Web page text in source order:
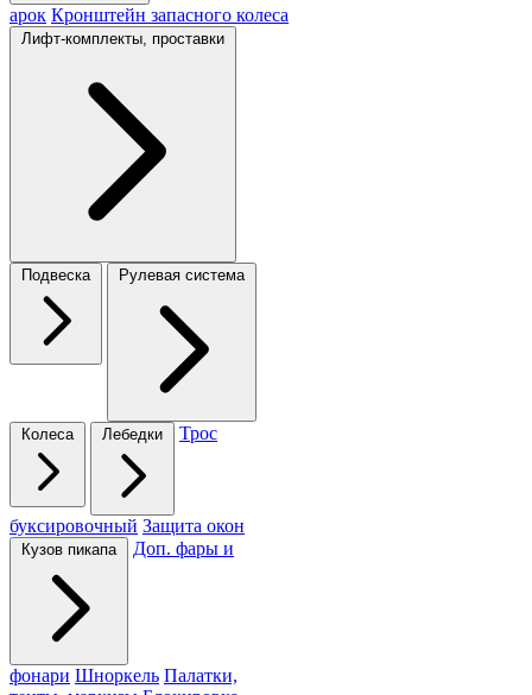
арок Кронштейн запасного колеса
Лифт-комплекты, проставки
Подвеска Рулевая система
Колеса Лебедки Трос
буксировочный Защита окон
Кузов пикапа Доп. фары и
фонари Шноркель Палатки,